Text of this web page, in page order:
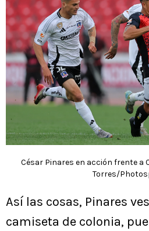
César Pinares en acción frente a
Torres/
Así las cosas, Pinares
camiseta de colonia,